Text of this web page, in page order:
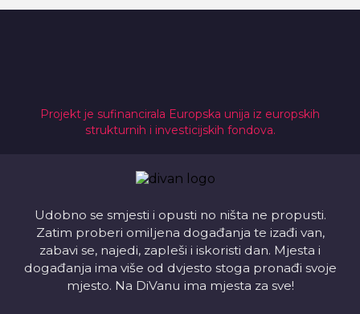
Projekt je sufinancirala Europska unija iz europskih
strukturnih i investicijskih fondova.
Udobno se smjesti i opusti no ništa ne propusti.
Zatim proberi omiljena događanja te izađi van,
zabavi se, najedi, zapleši i iskoristi dan. Mjesta i
događanja ima više od dvjesto stoga pronađi svoje
mjesto. Na DiVanu ima mjesta za sve!